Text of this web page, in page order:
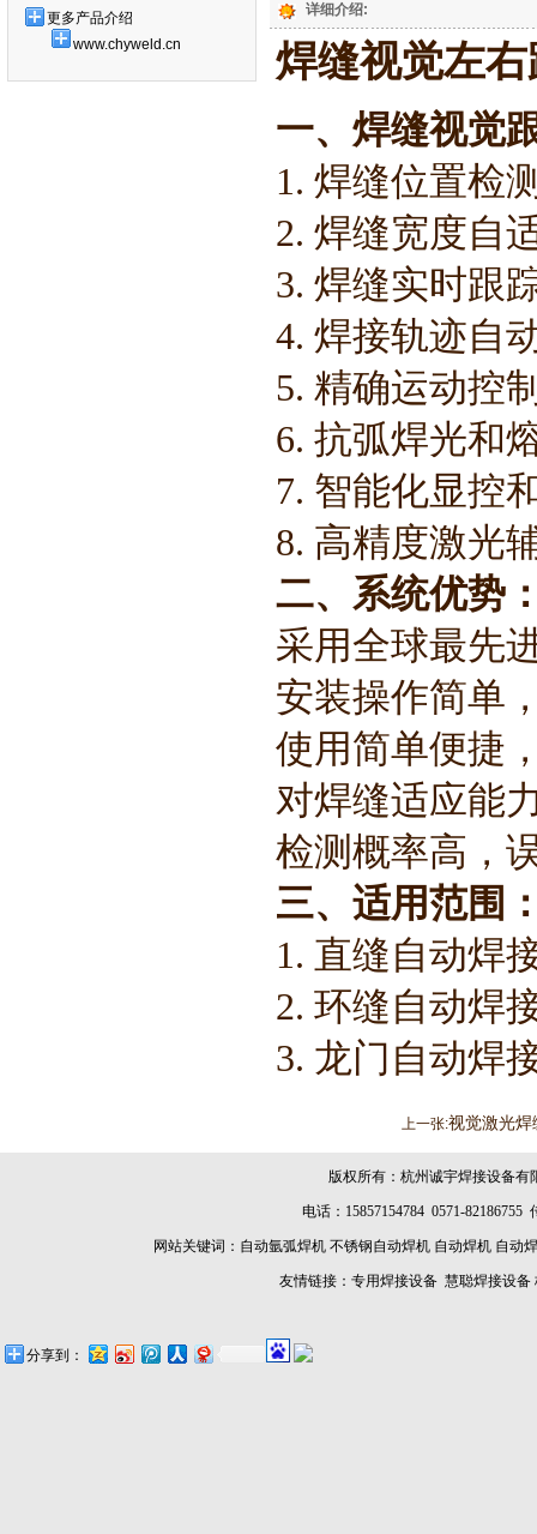
更多产品介绍
www.chyweld.cn
详细介绍:
焊缝视觉左
一、焊缝视觉
1. 焊缝位置检
2. 焊缝宽度自
3. 焊缝实时跟
4. 焊接轨迹自
5. 精确运动控
6. 抗弧焊光和
7. 智能化显控
8. 高精度激光
二、系统优势
采用全球最先
安装操作简单
使用简单便捷
对焊缝适应能
检测概率高，
三、适用范围
1. 直缝自动焊
2. 环缝自动焊
3. 龙门自动焊
上一张:视觉激光焊
版权所有：杭州诚宇焊接设备
电话：15857154784 0571-
网站关键词： 自动氩弧焊机 不锈钢自动焊机 自动焊机 自动
友情链接：专用焊接设备 慧聪焊接设备
分享到：